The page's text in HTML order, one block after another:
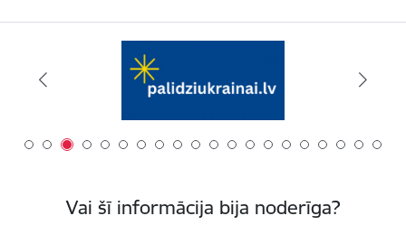
Vai šī informācija bija noderīga?